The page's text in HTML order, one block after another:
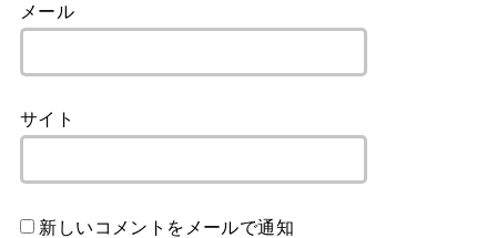
メール
サイト
新しいコメントをメールで通知